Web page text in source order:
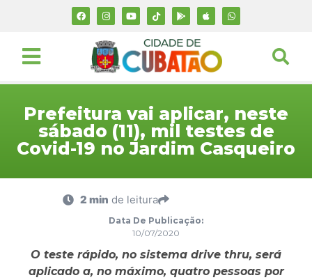
Prefeitura vai aplicar, neste
sábado (11), mil testes de
Covid-19 no Jardim Casqueiro
2 min de leitura
Data De Publicação:
10/07/2020
O teste rápido, no sistema drive thru, será
aplicado a, no máximo, quatro pessoas por